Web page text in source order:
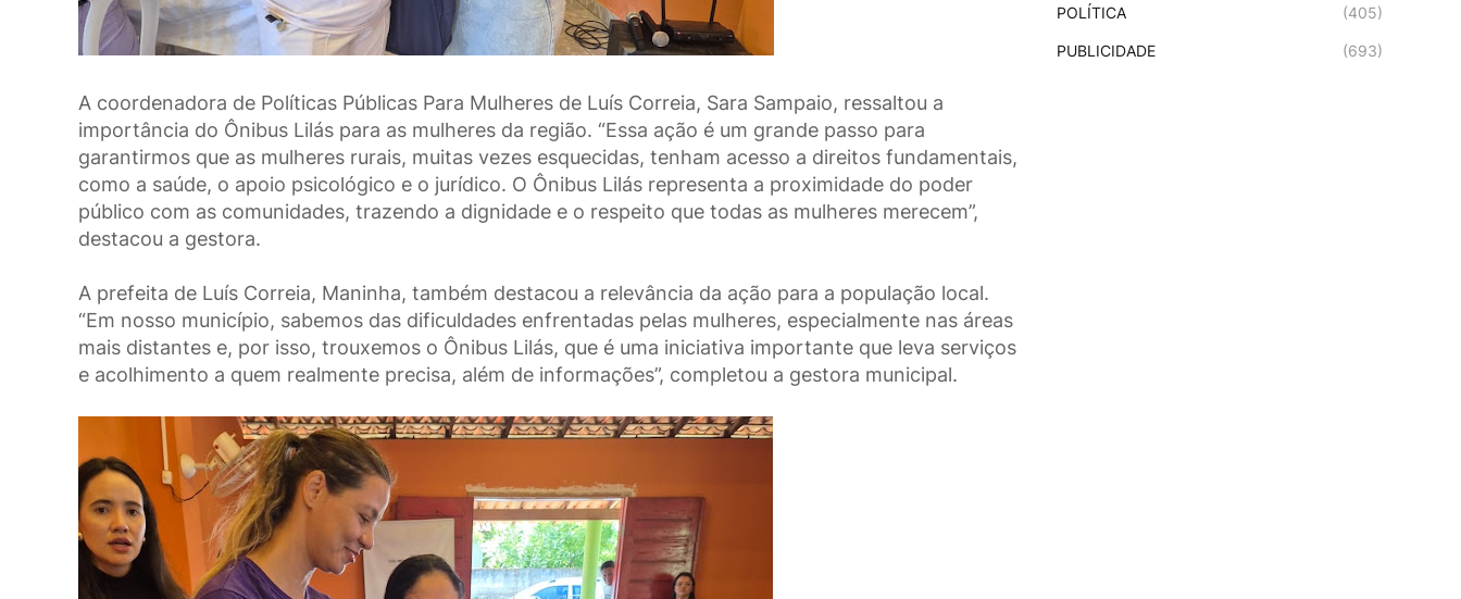
A coordenadora de Políticas Públicas Para Mulheres de Luís Correia, Sara Sampaio, ressaltou a
importância do Ônibus Lilás para as mulheres da região. “Essa ação é um grande passo para
garantirmos que as mulheres rurais, muitas vezes esquecidas, tenham acesso a direitos fundamentais,
como a saúde, o apoio psicológico e o jurídico. O Ônibus Lilás representa a proximidade do poder
público com as comunidades, trazendo a dignidade e o respeito que todas as mulheres merecem”,
destacou a gestora.
A prefeita de Luís Correia, Maninha, também destacou a relevância da ação para a população local.
“Em nosso município, sabemos das dificuldades enfrentadas pelas mulheres, especialmente nas áreas
mais distantes e, por isso, trouxemos o Ônibus Lilás, que é uma iniciativa importante que leva serviços
e acolhimento a quem realmente precisa, além de informações”, completou a gestora municipal.
POLÍTICA (405)
PUBLICIDADE (693)